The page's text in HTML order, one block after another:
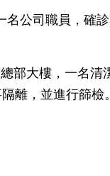
公司職員，確
部大樓，一名清
離，並進行篩